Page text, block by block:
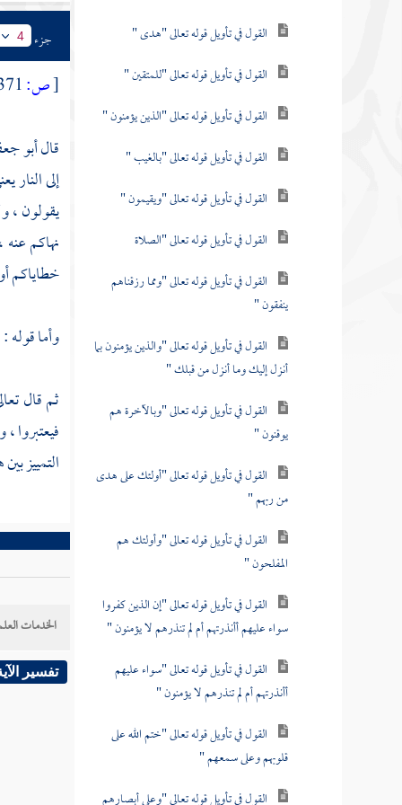
القول في تأويل قوله تعالى "هدى "
القول في تأويل قوله تعالى "للمتقين "
القول في تأويل قوله تعالى "الذين يؤمنون "
القول في تأويل قوله تعالى "بالغيب "
القول في تأويل قوله تعالى "ويقيمون "
القول في تأويل قوله تعالى "الصلاة
القول في تأويل قوله تعالى "ومما رزقناهم
ينفقون "
القول في تأويل قوله تعالى "والذين يؤمنون بما
أنزل إليك وما أنزل من قبلك "
القول في تأويل قوله تعالى "وبالآخرة هم
يوقنون "
القول في تأويل قوله تعالى "أولئك على هدى
من ربهم "
القول في تأويل قوله تعالى "وأولئك هم
المفلحون "
القول في تأويل قوله تعالى "إن الذين كفروا
سواء عليهم أأنذرتهم أم لم تنذرهم لا يؤمنون "
القول في تأويل قوله تعالى "سواء عليهم
أأنذرتهم أم لم تنذرهم لا يؤمنون "
القول في تأويل قوله تعالى "ختم الله على
قلوبهم وعلى سمعهم "
جزء 4
[ص:
قالأبو
إلى
يقولون ،
نهاكم
خطاياكم
وأما قوله
ثم قال
فيعتبروا
التمييز
الخدمات
تفسير